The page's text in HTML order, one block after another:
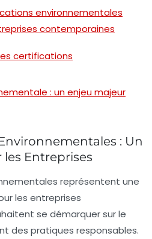
environnementales
contemporaines
certifications
: un enjeu majeur
: Un
les Entreprises
représentent une
les entreprises
se démarquer sur le
des pratiques responsables.